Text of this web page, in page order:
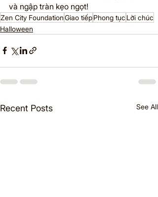
và ngập tràn kẹo ngọt!
Zen City FoundationGiao tiếpPhong tục Lời chúc
Halloween
Recent Posts See All